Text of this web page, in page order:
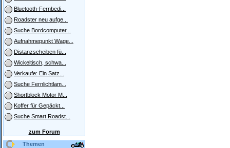
Bluetooth-Fernbedi...
Roadster neu aufge...
Suche Bordcomputer...
Aufnahmepunkt Wage...
Distanzscheiben fü...
Wickeltisch, schwa...
Verkaufe: Ein Satz...
Suche Fernlichtlam...
Shortblock Motor M...
Koffer für Gepäckt...
Suche Smart Roadst...
zum Forum
Themen